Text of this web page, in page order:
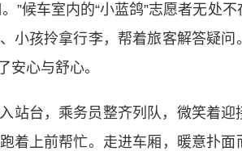
”候车室内的“小蓝鸽”志愿者无处不
小孩拎拿行李，帮着旅客解答疑问
安心与舒心。
站台，乘务员整齐列队，微笑着迎
着上前帮忙。走进车厢，暖意扑面